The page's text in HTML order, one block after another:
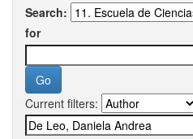
Search:
for
Current filters: